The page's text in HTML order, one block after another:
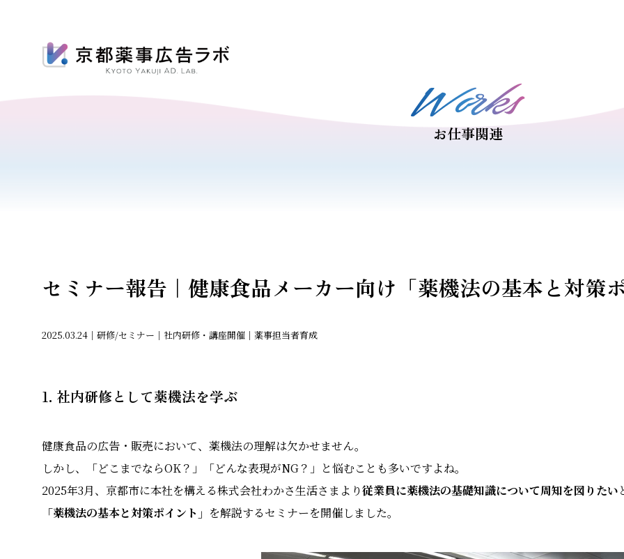
お仕事関連
セミナー報告｜健康食品メーカー向け「薬機法の基本と対策ポ
2025.03.24｜研修/セミナー｜社内研修・講座開催｜薬事担当者育成
1. 社内研修として薬機法を学ぶ
健康食品の広告・販売において、薬機法の理解は欠かせません。
しかし、「どこまでならOK？」「どんな表現がNG？」と悩むことも多いですよね。
2025年3月、京都市に本社を構える株式会社わかさ生活さまより従業員に薬機法の基礎知識について周知を図りたい
「薬機法の基本と対策ポイント」 を解説するセミナーを開催しました。